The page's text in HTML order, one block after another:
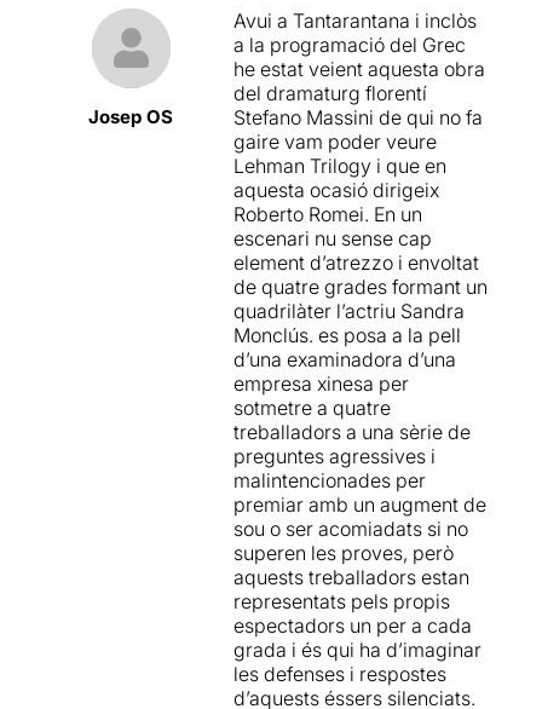
mental, queden afectades
per la competitivitat i
l'individualisme, que les
empreses fomenten amb
l'únic objectiu d'aconseguir
beneficis abaratint costos i
incrementant la
productivitat.
Pel que fa al text, creiem
que es molt interessant
tractar un tema que ens
afecta o ens ha afectat a
tots; fins aquest punt l'Imma
i jo estem totalment d'acord.
Però comencem a discrepar
en les nostres opinions,
quan parlem de la direcció i
la posada en escena de la
proposta. A l'Imma li ha
semblat prou bé () ... en
canvi a en Miquel li ha
decebut molt (), no se l'ha
cregut i fins i tot l'hi ha
arribat a avorrir.
Una posada en escena
minimalista, on els
espectadors seiem a quatre
Josep OS
Avui a Tantarantana i inclòs
a la programació del Grec
he estat veient aquesta obra
del dramaturg florentí
Stefano Massini de qui no fa
gaire vam poder veure
Lehman Trilogy i que en
aquesta ocasió dirigeix ​​
Roberto Romei. En un
escenari nu sense cap
element d’atrezzo i envoltat
de quatre grades formant un
quadrilàter l’actriu Sandra
Monclús. es posa a la pell
d’una examinadora d’una
empresa xinesa per
sotmetre a quatre
treballadors a una sèrie de
preguntes agressives i
malintencionades per
premiar amb un augment de
sou o ser acomiadats si no
superen les proves, però
aquests treballadors estan
representats pels propis
espectadors un per a cada
grada i és qui ha d’imaginar
les defenses i respostes
d’aquests éssers silenciats.